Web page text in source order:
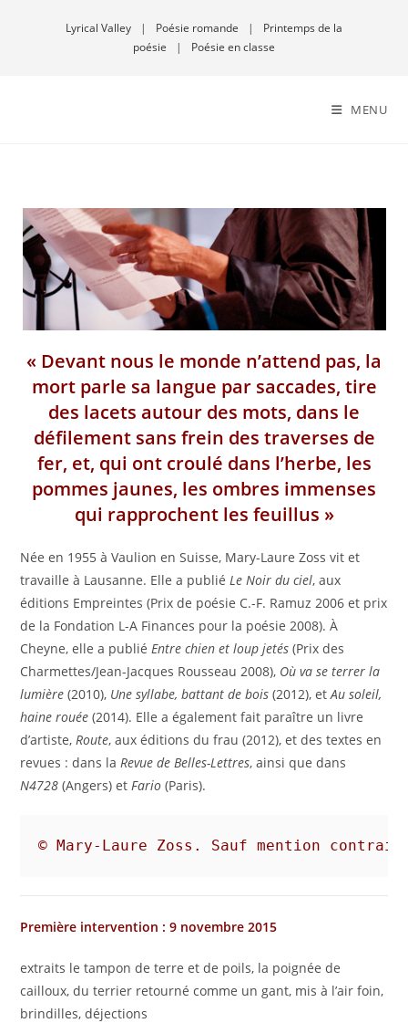
Lyrical Valley | Poésie romande |
Printemps de la
poésie
| Poésie en classe
MENU
« Devant nous le monde n’attend pas, la
mort parle sa langue par saccades, tire
des lacets autour des mots, dans le
défilement sans frein des traverses de
fer, et, qui ont croulé dans l’herbe, les
pommes jaunes, les ombres immenses
qui rapprochent les feuillus »
Née en 1955 à Vaulion en Suisse, Mary-Laure Zoss vit et
travaille à Lausanne. Elle a publié Le Noir du ciel, aux
éditions Empreintes (Prix de poésie C.-F. Ramuz 2006 et prix
de la Fondation L-A Finances pour la poésie 2008). À
Cheyne, elle a publié Entre chien et loup jetés (Prix des
Charmettes/Jean-Jacques Rousseau 2008), Où va se terrer la
lumière (2010), Une syllabe, battant de bois (2012), etAu soleil,
haine rouée (2014). Elle a également fait paraître un livre
d’artiste, Route, aux éditions du frau (2012), et des textes en
revues : dans la Revue de Belles-Lettres, ainsi que dans
N4728 (Angers) et Fario (Paris).
Première intervention : 9 novembre 2015
extraits le tampon de terre et de poils, la poignée de
cailloux, du terrier retourné comme un gant, mis à l’air foin,
brindilles, déjections